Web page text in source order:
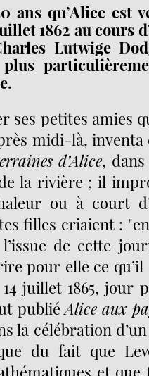
ans qu’Alice est
1862 au cours
Lutwige
ses petites amies
midi-là, inventa
d’Alice,
la rivière ; il
ou à court
filles criaient :
de cette
pour elle ce
14 juillet 1865,
publiéAlice aux
la célébration
du fait que